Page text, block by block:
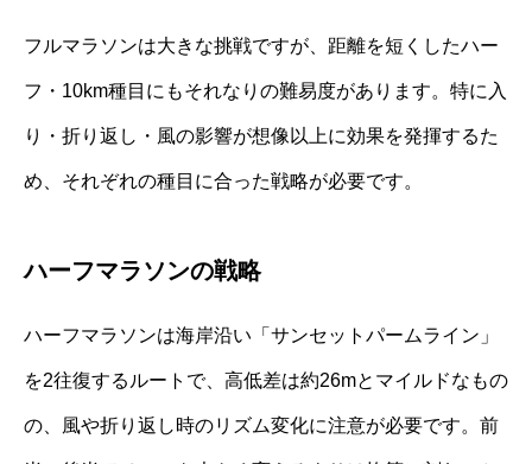
フルマラソンは大きな挑戦ですが、距離を短くしたハー
フ・10km種目にもそれなりの難易度があります。特に入
り・折り返し・風の影響が想像以上に効果を発揮するた
め、それぞれの種目に合った戦略が必要です。
ハーフマラソンの戦略
ハーフマラソンは海岸沿い「サンセットパームライン」
を2往復するルートで、高低差は約26mとマイルドなもの
の、風や折り返し時のリズム変化に注意が必要です。前